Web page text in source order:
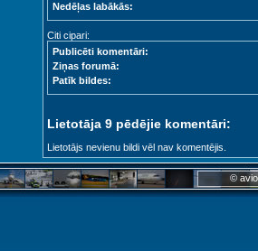
Nedēļas labākās:
Citi cipari:
Publicēti komentāri:
Ziņas forumā:
Patīk bildes:
Lietotāja 9 pēdējie komentāri:
Lietotājs nevienu bildi vēl nav komentējis.
©